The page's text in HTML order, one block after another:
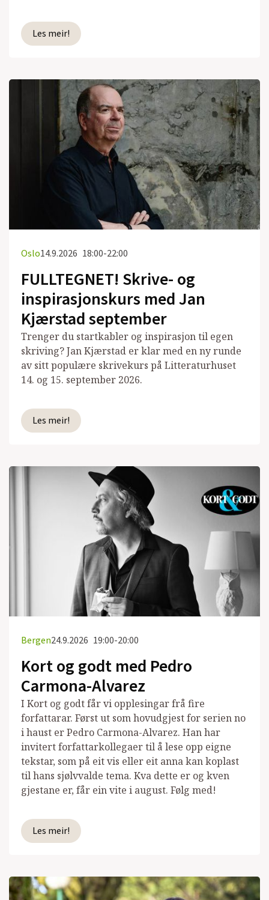
Les meir!
Oslo14.9.2026 18:00-22:00
FULLTEGNET! Skrive- og
inspirasjonskurs med Jan
Kjærstad september
Trenger du startkabler og inspirasjon til egen
skriving? Jan Kjærstad er klar med en ny runde
av sitt populære skrivekurs på Litteraturhuset
14. og 15. september 2026.
Les meir!
Bergen24.9.2026 19:00-20:00
Kort og godt med Pedro
Carmona-Alvarez
I Kort og godt får vi opplesingar frå fire
forfattarar. Først ut som hovudgjest for serien no
i haust er Pedro Carmona-Alvarez. Han har
invitert forfattarkollegaer til å lese opp eigne
tekstar, som på eit vis eller eit anna kan koplast
til hans sjølvvalde tema. Kva dette er og kven
gjestane er, får ein vite i august. Følg med!
Les meir!